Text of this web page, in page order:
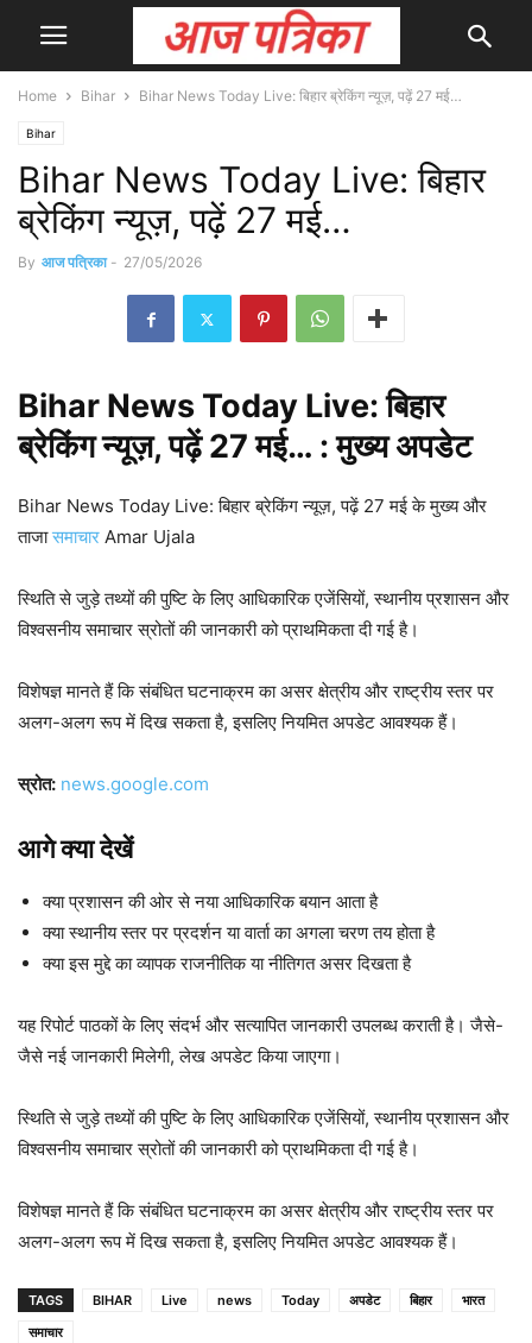
Home Bihar Bihar News Today Live: बिहार ब्रेकिंग न्यूज़, पढ़ें 27 मई…
Bihar
Bihar News Today Live: बिहार
ब्रेकिंग न्यूज़, पढ़ें 27 मई…
By आज पत्रिका - 27/05/2026
Bihar News Today Live: बिहार
ब्रेकिंग न्यूज़, पढ़ें 27 मई… : मुख्यअपडेट
Bihar News Today Live: बिहार ब्रेकिंग न्यूज़, पढ़ें 27 मई के मुख्य और
ताजासमाचार Amar Ujala
स्थिति से जुड़े तथ्यों की पुष्टि के लिए आधिकारिक एजेंसियों, स्थानीय प्रशासन और
विश्वसनीय समाचार स्रोतों की जानकारी को प्राथमिकता दी गई है।
विशेषज्ञ मानते हैं कि संबंधित घटनाक्रम का असर क्षेत्रीय और राष्ट्रीय स्तर पर
अलग-अलग रूप में दिख सकता है, इसलिए नियमित अपडेट आवश्यक हैं।
स्रोत: news.google.com
आगे क्या देखें
क्या प्रशासन की ओर से नया आधिकारिक बयान आता है
क्या स्थानीय स्तर पर प्रदर्शन या वार्ता का अगला चरण तय होता है
क्या इस मुद्दे का व्यापक राजनीतिक या नीतिगत असर दिखता है
यह रिपोर्ट पाठकों के लिए संदर्भ और सत्यापित जानकारी उपलब्ध कराती है। जैसे-
जैसे नई जानकारी मिलेगी, लेख अपडेट किया जाएगा।
स्थिति से जुड़े तथ्यों की पुष्टि के लिए आधिकारिक एजेंसियों, स्थानीय प्रशासन और
विश्वसनीय समाचार स्रोतों की जानकारी को प्राथमिकता दी गई है।
विशेषज्ञ मानते हैं कि संबंधित घटनाक्रम का असर क्षेत्रीय और राष्ट्रीय स्तर पर
अलग-अलग रूप में दिख सकता है, इसलिए नियमित अपडेट आवश्यक हैं।
TAGS BIHAR Live news Today अपडेट बिहार
भारत
समाचार